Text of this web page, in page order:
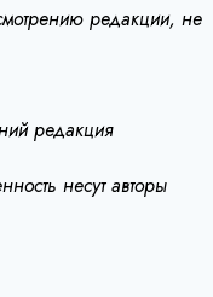
редакции, не
редакция
несут авторы